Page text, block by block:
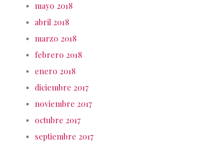
mayo 2018
abril 2018
marzo 2018
febrero 2018
enero 2018
diciembre 2017
noviembre 2017
octubre 2017
septiembre 2017